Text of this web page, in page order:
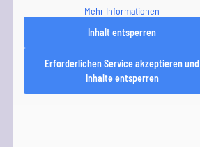
Mehr Informationen
Inhalt entsperren
Erforderlichen Service akzeptieren und
Inhalte entsperren